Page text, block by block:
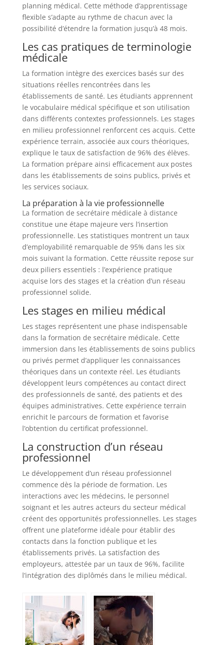
planning médical. Cette méthode d’apprentissage
flexible s’adapte au rythme de chacun avec la
possibilité d’étendre la formation jusqu’à 48 mois.
Les cas pratiques de terminologie
médicale
La formation intègre des exercices basés sur des
situations réelles rencontrées dans les
établissements de santé. Les étudiants apprennent
le vocabulaire médical spécifique et son utilisation
dans différents contextes professionnels. Les stages
en milieu professionnel renforcent ces acquis. Cette
expérience terrain, associée aux cours théoriques,
explique le taux de satisfaction de 96% des élèves.
La formation prépare ainsi efficacement aux postes
dans les établissements de soins publics, privés et
les services sociaux.
La préparation à la vie professionnelle
La formation de secrétaire médicale à distance
constitue une étape majeure vers l’insertion
professionnelle. Les statistiques montrent un taux
d’employabilité remarquable de 95% dans les six
mois suivant la formation. Cette réussite repose sur
deux piliers essentiels : l’expérience pratique
acquise lors des stages et la création d’un réseau
professionnel solide.
Les stages en milieu médical
Les stages représentent une phase indispensable
dans la formation de secrétaire médicale. Cette
immersion dans les établissements de soins publics
ou privés permet d’appliquer les connaissances
théoriques dans un contexte réel. Les étudiants
développent leurs compétences au contact direct
des professionnels de santé, des patients et des
équipes administratives. Cette expérience terrain
enrichit le parcours de formation et favorise
l’obtention du certificat professionnel.
La construction d’un réseau
professionnel
Le développement d’un réseau professionnel
commence dès la période de formation. Les
interactions avec les médecins, le personnel
soignant et les autres acteurs du secteur médical
créent des opportunités professionnelles. Les stages
offrent une plateforme idéale pour établir des
contacts dans la fonction publique et les
établissements privés. La satisfaction des
employeurs, attestée par un taux de 96%, facilite
l’intégration des diplômés dans le milieu médical.